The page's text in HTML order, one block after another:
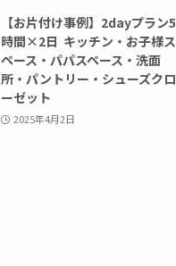
【お片付け事例】2dayプラン5
時間×2日 キッチン・お子様ス
ペース・パパスペース・洗面
所・パントリー・シューズクロ
ーゼット
2025年4月2日